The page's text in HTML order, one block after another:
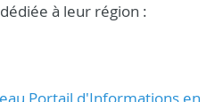
à leur région :